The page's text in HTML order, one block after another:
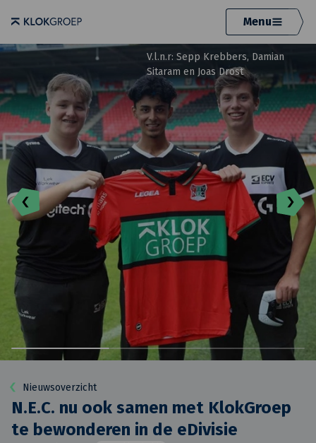
Menu
V.l.n.r: Sepp Krebbers, Damian
Sitaram en Joas Drost
Nieuwsoverzicht
N.E.C. nu ook samen met KlokGroep
te bewonderen in de eDivisie